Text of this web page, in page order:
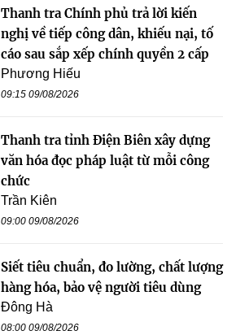
Thanh tra Chính phủ trả lời kiến
nghị về tiếp công dân, khiếu nại, tố
cáo sau sắp xếp chính quyền 2 cấp
Phương Hiếu
09:15 09/08/2026
Thanh tra tỉnh Điện Biên xây dựng
văn hóa đọc pháp luật từ mỗi công
chức
Trần Kiên
09:00 09/08/2026
Siết tiêu chuẩn, đo lường, chất lượng
hàng hóa, bảo vệ người tiêu dùng
Đông Hà
08:00 09/08/2026